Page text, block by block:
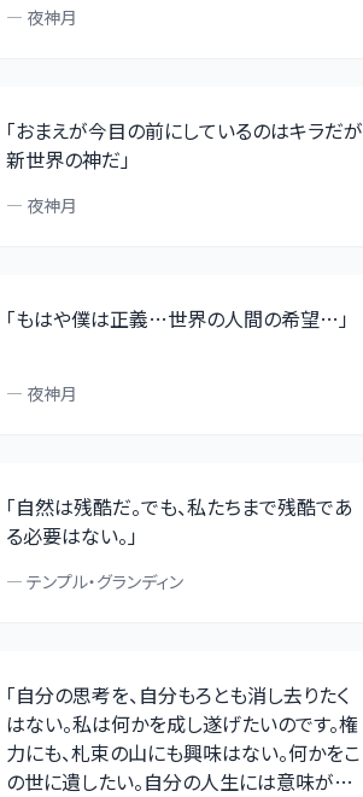
— 夜神月
「おまえが今目の前にしているのはキラだが
新世界の神だ」
— 夜神月
「もはや僕は正義…世界の人間の希望…」
— 夜神月
「自然は残酷だ。でも、私たちまで残酷であ
る必要はない。」
—テンプル・グランディン
「自分の思考を、自分もろとも消し去りたく
はない。私は何かを成し遂げたいのです。権
力にも、札束の山にも興味はない。何かをこ
の世に遺したい。自分の人生には意味があ